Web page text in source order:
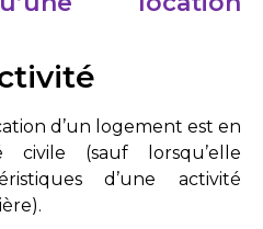
d’un logement est en
civile (sauf lorsqu’elle
d’une activité